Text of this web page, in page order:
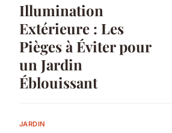
Illumination
Extérieure : Les
Pièges à Éviter pour
un Jardin
Éblouissant
JARDIN